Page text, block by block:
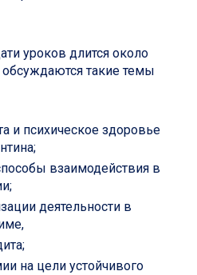
уроков длится около
обсуждаются такие темы
и психическое здоровье
взаимодействия в
деятельности в
на цели устойчивого